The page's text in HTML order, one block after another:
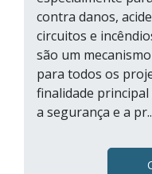
contra danos,
circuitos e
são um
para todos os
finalidade
a segurança e a